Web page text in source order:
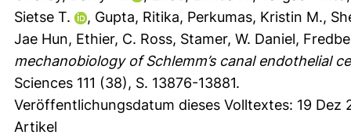
Sietse T.
, Gupta, Ritika, Perkumas, Kristin M.,
Jae Hun, Ethier, C. Ross, Stamer, W. Daniel,
mechanobiology of Schlemm’s canal endothelial
Sciences 111 (38), S. 13876-13881.
Veröffentlichungsdatum dieses Volltextes: 19 Dez
Artikel